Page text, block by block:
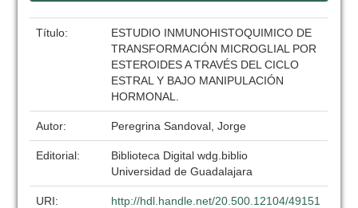
Título:
ESTUDIO INMUNOHISTOQUIMICO DE
TRANSFORMACIÓN MICROGLIAL POR
ESTEROIDES A TRAVÉS DEL CICLO
ESTRAL Y BAJO MANIPULACIÓN
HORMONAL.
Autor: Peregrina Sandoval, Jorge
Editorial:
Biblioteca Digital wdg.biblio
Universidad de Guadalajara
URI:
http://hdl.handle.net/20.500.12104/49151